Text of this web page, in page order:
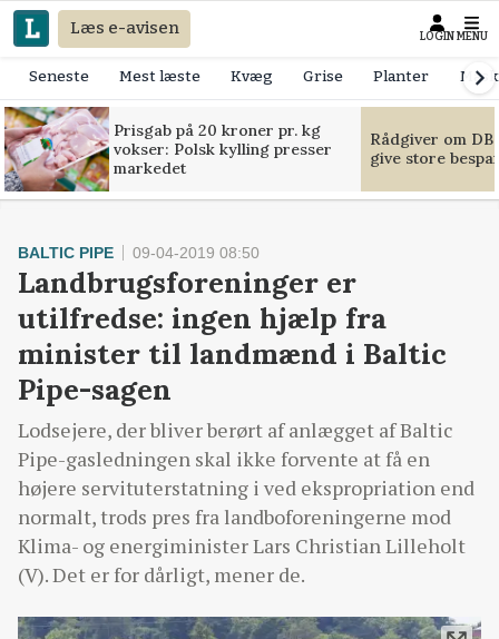
Læs e-avisen LOGIN MENU
Seneste Mest læste Kvæg Grise Planter
Prisgab på 20 kroner pr. kg
vokser: Polsk kylling presser
markedet
Rådgiver om
give store
BALTIC PIPE 09-04-2019 08:50
Landbrugsforeninger er
utilfredse: ingen hjælp fra
minister til landmænd i Baltic
Pipe-sagen
Lodsejere, der bliver berørt af anlægget af Baltic
Pipe-gasledningen skal ikke forvente at få en
højere servituterstatning i ved ekspropriation end
normalt, trods pres fra landboforeningerne mod
Klima- og energiminister Lars Christian Lilleholt
(V). Det er for dårligt, mener de.